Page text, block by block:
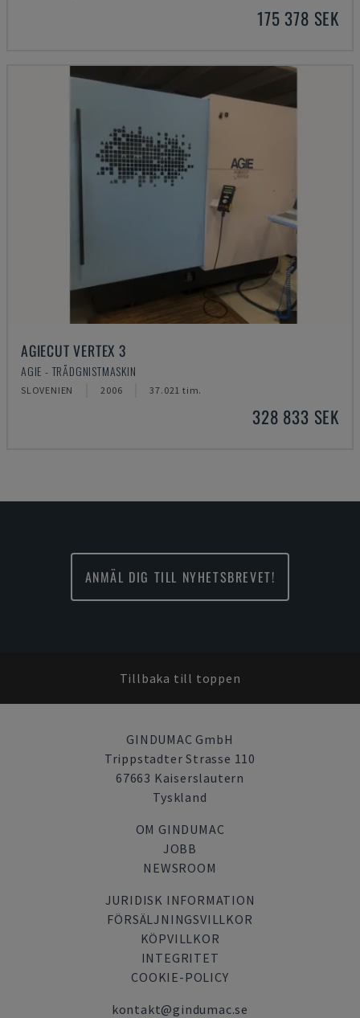
175 378 SEK
AGIECUT VERTEX 3
AGIE - TRÅDGNISTMASKIN
SLOVENIEN 2006 37.021 tim.
328 833 SEK
ANMÄL DIG TILL NYHETSBREVET!
Tillbaka till toppen
GINDUMAC GmbH
Trippstadter Strasse 110
67663 Kaiserslautern
Tyskland
OM GINDUMAC
JOBB
NEWSROOM
JURIDISK INFORMATION
FÖRSÄLJNINGSVILLKOR
KÖPVILLKOR
INTEGRITET
COOKIE-POLICY
kontakt@gindumac.se